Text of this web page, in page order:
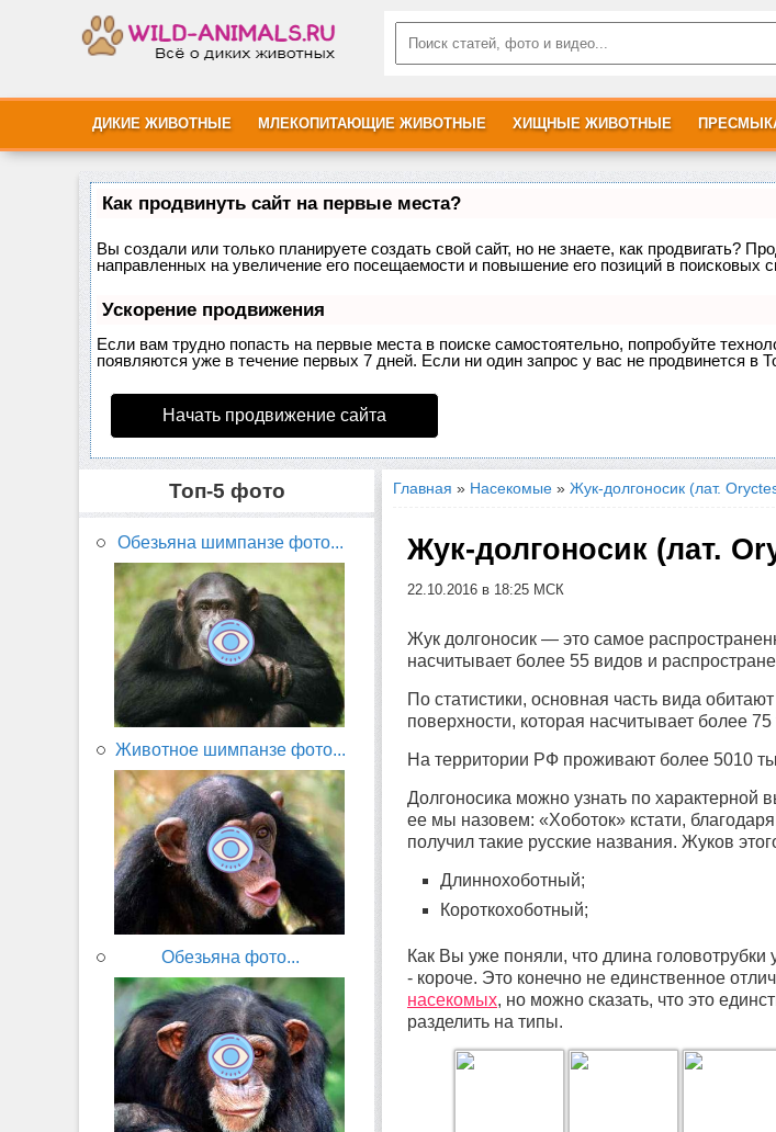
ДИКИЕ ЖИВОТНЫЕ МЛЕКОПИТАЮЩИЕ ЖИВОТНЫЕ ХИЩНЫЕ ЖИВОТНЫЕ
Как продвинуть сайт на первые места?
Вы создали или только планируете создать свой сайт, но не знаете, как продвигать?
направленных на увеличение его посещаемости и повышение его позиций в поисковых
Ускорение продвижения
Если вам трудно попасть на первые места в поиске самостоятельно, попробуйте
появляются уже в течение первых 7 дней. Если ни один запрос у вас не продвинется в
Начать продвижение сайта
Топ-5 фото
Обезьяна шимпанзе фото...
Животное шимпанзе фото...
Обезьяна фото...
Главная » Насекомые » Жук-долгоносик (лат.
Жук-долгоносик (лат.
22.10.2016 в 18:25 МСК
Жук долгоносик — это самое
насчитывает более 55 видов и
По статистики, основная часть вида
поверхности, которая насчитывает более
На территории РФ проживают более 5010
Долгоносика можно узнать по характерной
ее мы назовем: «Хоботок» кстати,
получил такие русские названия. Жуков
Длиннохоботный;
Короткохоботный;
Как Вы уже поняли, что длина головотрубки
- короче. Это конечно не единственное
насекомых, но можно сказать, что это
разделить на типы.